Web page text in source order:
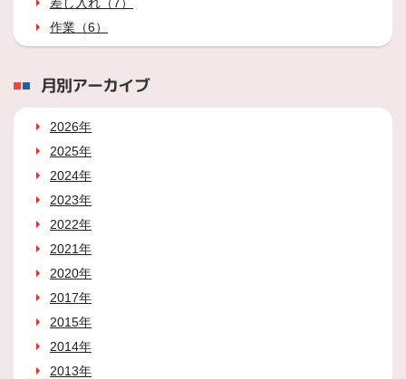
作業（6）
月別アーカイブ
2026年
2025年
2024年
2023年
2022年
2021年
2020年
2017年
2015年
2014年
2013年